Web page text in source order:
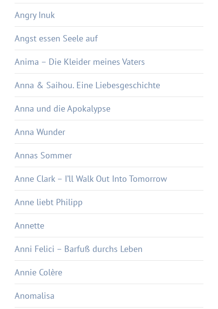
Angry Inuk
Angst essen Seele auf
Anima – Die Kleider meines Vaters
Anna & Saihou. Eine Liebesgeschichte
Anna und die Apokalypse
Anna Wunder
Annas Sommer
Anne Clark – I’ll Walk Out Into Tomorrow
Anne liebt Philipp
Annette
Anni Felici – Barfuß durchs Leben
Annie Colère
Anomalisa